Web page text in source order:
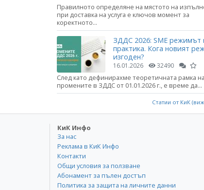
Правилното определяне на мястото на
при доставка на услуга е ключов момент за
коректното...
ЗДДС 2026: SME режимът
практика. Кога новият
изгоден?
16.01.2026 32490
След като дефинирахме теоретичната рамка на
промените в ЗДДС от 01.01.2026 г., е време да...
Статии от КиК
КиК Инфо
За нас
Реклама в КиК Инфо
Контакти
Общи условия за ползване
Абонамент за пълен достъп
Политика за защита на личните данни